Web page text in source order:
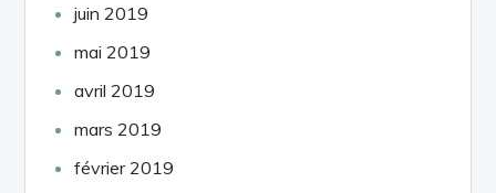
juin 2019
mai 2019
avril 2019
mars 2019
février 2019